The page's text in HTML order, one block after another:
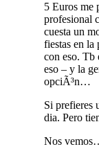
5 Euros me
profesional
cuesta un
fiestas en la
con eso. Tb
eso – y la
opciÃ³n…
Si prefieres
dia. Pero
Nos